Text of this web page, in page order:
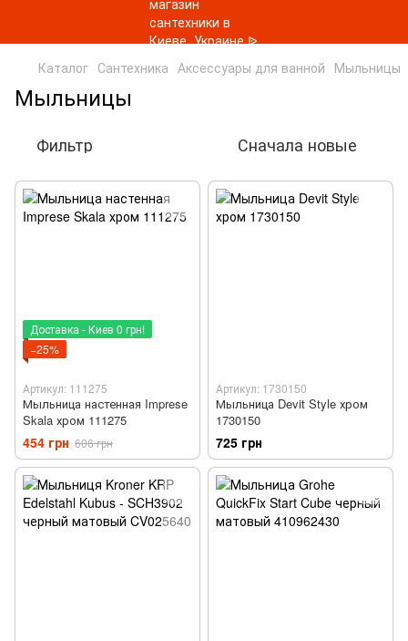
Каталог Сантехника Аксессуары для ванной Мыльницы
Мыльницы
Фильтр Сначала новые
Доставка - Киев 0 грн!
−25%
Артикул: 111275
Мыльница настенная Imprese
Skala хром 111275
454 грн 606 грн
Артикул: 1730150
Мыльница Devit Style хром
1730150
725 грн